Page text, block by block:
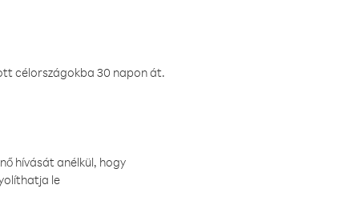
célországokba 30 napon át.
hívását anélkül, hogy
le